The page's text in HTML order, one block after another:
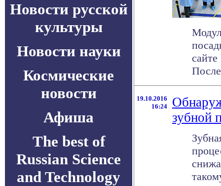
Новости русской
культуры
Новости науки
Космические
новости
Афиша
The best of
Russian Science
and Technology
сайте
19.10.2016
16:24
зубной